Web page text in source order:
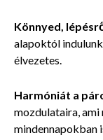
Könnyed,
alapoktól
élvezetes.
Harmóniát a
mozdulataira, ami
mindennapokban